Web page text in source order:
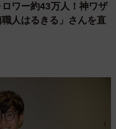
ロワー約43万人！神ワザ
人はるきる」さんを直